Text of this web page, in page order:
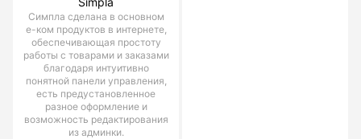
Симпла сделана в основном
е-ком продуктов в интернете,
обеспечивающая простоту
работы с товарами и заказами
благодаря интуитивно
понятной панели управления,
есть предустановленное
разное оформление и
возможность редактирования
из админки.